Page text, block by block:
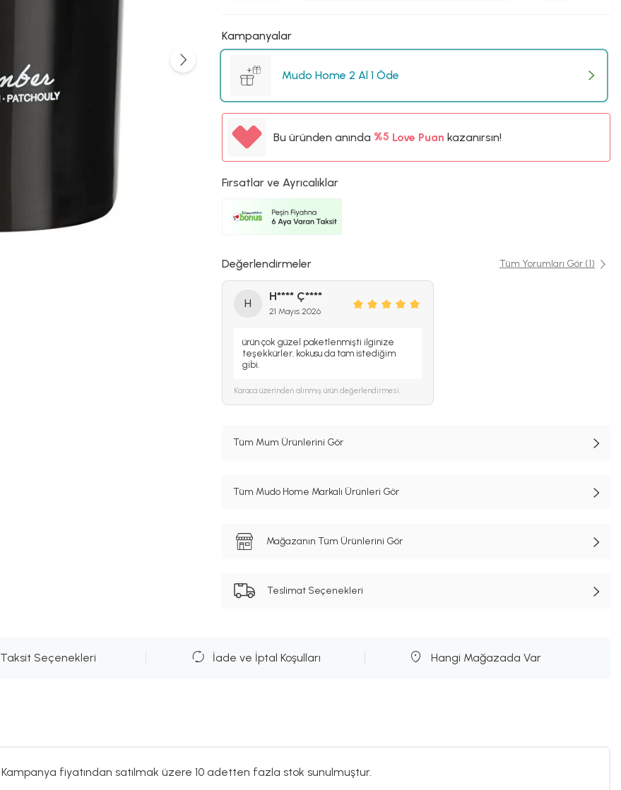
Kampanyalar
Mudo Home 2 Al 1 Öde
Bu üründen anında %5
%5
Love Puan kazanırsın!
Fırsatlar ve Ayrıcalıklar
Değerlendirmeler Tüm Yorumları Gör (1)
H
H**** Ç****
21 Mayıs 2026
ürün çok güzel paketlenmişti ilginize
teşekkürler. kokusu da tam istediğim
gibi.
Karaca üzerinden alınmış ürün değerlendirmesi.
Tüm Mum Ürünlerini Gör
Tüm Mudo Home Markalı Ürünleri Gör
Mağazanın Tüm Ürünlerini Gör
Teslimat Seçenekleri
Taksit Seçenekleri İade ve İptal Koşulları Hangi Mağazada Var
Kampanya fiyatından satılmak üzere 10 adetten fazla stok sunulmuştur.